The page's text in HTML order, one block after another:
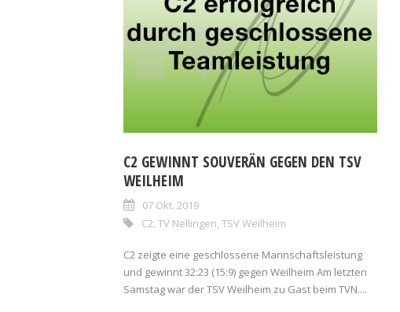
C2 GEWINNT SOUVERÄN GEGEN DEN TSV
WEILHEIM
07 Okt. 2019
C2, TV Nellingen, TSV Weilheim
C2 zeigte eine geschlossene Mannschaftsleistung
und gewinnt 32:23 (15:9) gegen Weilheim Am letzten
Samstag war der TSV Weilheim zu Gast beim TVN....